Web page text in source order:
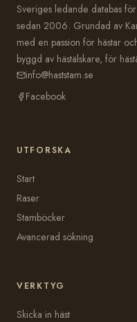
Sveriges ledande databas
sedan 2006. Grundad av
med en passion för hästar
byggd av hästälskare, för
info@haststam.se
Facebook
UTFORSKA
Start
Raser
Stamböcker
Avancerad sökning
VERKTYG
Skicka in häst